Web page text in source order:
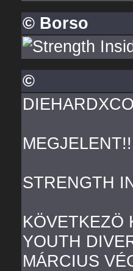
© Borso
©
STRENGTH
KÖVETKEZÖ
YOUTH
MÁRCIUS